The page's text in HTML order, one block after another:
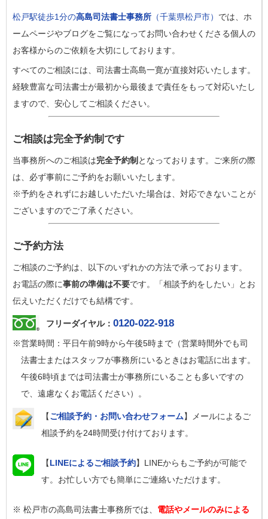
松戸駅徒歩1分の高島司法書士事務所 （千葉県松戸市） では、ホ
ームページやブログをご覧になってお問い合わせくださる個人の
お客様からのご依頼を大切にしております。
すべてのご相談には、司法書士高島一寛が直接対応いたします。
経験豊富な司法書士が最初から最後まで責任をもって対応いたし
ますので、安心してご相談ください。
ご相談は完全予約制です
当事務所へのご相談は完全予約制 となっております。ご来所の際
は、必ず事前にご予約をお願いいたします。
※予約をされずにお越しいただいた場合は、対応できないことが
ございますのでご了承ください。
ご予約方法
ご相談のご予約は、以下のいずれかの方法で承っております。
お電話の際に事前の準備は不要です。「相談予約をしたい」とお
伝えいただくだけでも結構です。
フリーダイヤル： 0120-022-918
※営業時間：平日午前9時から午後5時まで（営業時間外でも司
法書士またはスタッフが事務所にいるときはお電話に出ます。
午後6時頃までは司法書士が事務所にいることも多いですの
で、遠慮なくお電話ください）。
【ご相談予約・お問い合わせフォーム】メールによるご
相談予約を24時間受け付けております。
【LINEによるご相談予約】LINEからもご予約が可能で
す。お忙しい方でも簡単にご連絡いただけます。
※ 松戸市の高島司法書士事務所では、 電話やメールのみによる